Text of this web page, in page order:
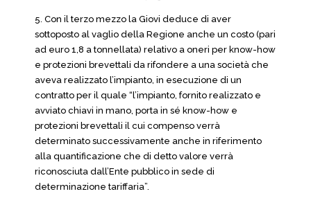
5. Con il terzo mezzo la Giovi deduce di aver
sottoposto al vaglio della Regione anche un costo (pari
ad euro 1,8 a tonnellata) relativo a oneri per know-how
e protezioni brevettali da rifondere a una società che
aveva realizzato l’impianto, in esecuzione di un
contratto per il quale “l’impianto, fornito realizzato e
avviato chiavi in mano, porta in sé know-how e
protezioni brevettali il cui compenso verrà
determinato successivamente anche in riferimento
alla quantificazione che di detto valore verrà
riconosciuta dall’Ente pubblico in sede di
determinazione tariffaria”.